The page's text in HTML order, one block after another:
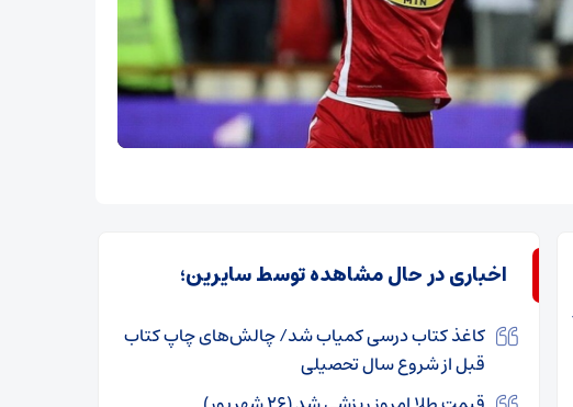
اخباری در حال مشاهده توسط سایرین؛
کاغذ کتاب درسی کمیاب شد/ چالش‌های چاپ کتاب
قبل از شروع سال تحصیلی